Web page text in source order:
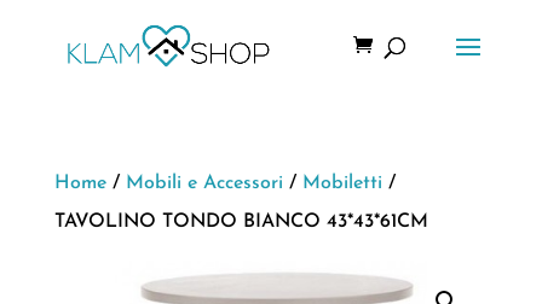
Home/ Mobili e Accessori / Mobiletti /
TAVOLINO TONDO BIANCO 43*43*61CM